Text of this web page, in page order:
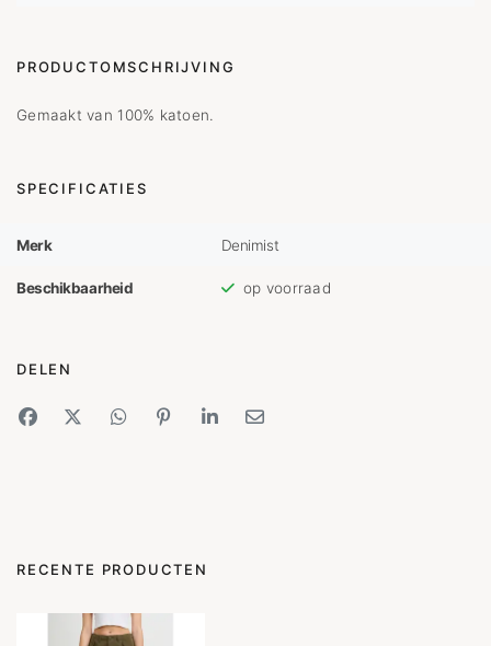
PRODUCTOMSCHRIJVING
Gemaakt van 100% katoen.
SPECIFICATIES
Merk Denimist
Beschikbaarheid op voorraad
DELEN
RECENTE PRODUCTEN